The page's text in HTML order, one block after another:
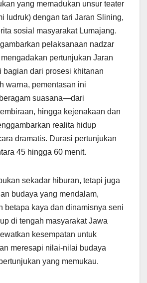
yang memadukan unsur teater
ludruk) dengan tari Jaran Slining,
sosial masyarakat Lumajang.
pelaksanaan nadzar
pertunjukan Jaran
bagian dari prosesi khitanan
warna, pementasan ini
suasana—dari
hingga kejenakaan dan
realita hidup
dramatis. Durasi pertunjukan
45 hingga 60 menit.
sekadar hiburan, tetapi juga
budaya yang mendalam,
betapa kaya dan dinamisnya seni
di tengah masyarakat Jawa
kesempatan untuk
meresapi nilai-nilai budaya
yang memukau.